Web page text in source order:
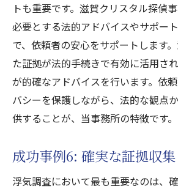
トも重要です。滋賀クリスタル探偵
必要とする法的アドバイスやサポー
で、依頼者の安心をサポートします
た証拠が法的手続きで有効に活用さ
が的確なアドバイスを行います。依
バシーを保護しながら、法的な観点
供することが、当事務所の特徴です。
成功事例6: 確実な証拠収集
浮気調査において最も重要なのは、